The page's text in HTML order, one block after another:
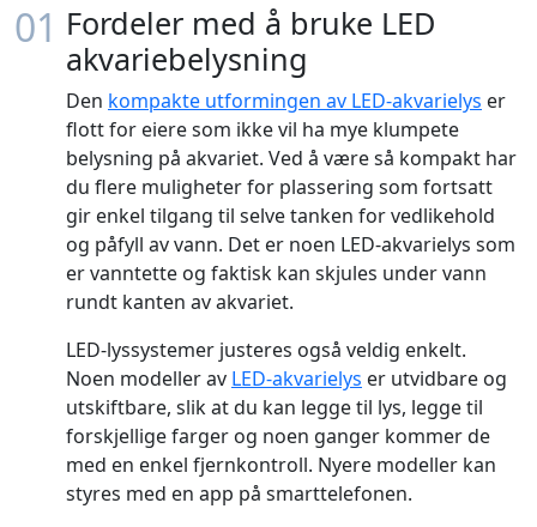
01 Fordeler med å bruke LED
akvariebelysning
Den kompakte utformingen av LED-akvarielys er
flott for eiere som ikke vil ha mye klumpete
belysning på akvariet. Ved å være så kompakt har
du flere muligheter for plassering som fortsatt
gir enkel tilgang til selve tanken for vedlikehold
og påfyll av vann. Det er noen LED-akvarielys som
er vanntette og faktisk kan skjules under vann
rundt kanten av akvariet.
LED-lyssystemer justeres også veldig enkelt.
Noen modeller av LED-akvarielys er utvidbare og
utskiftbare, slik at du kan legge til lys, legge til
forskjellige farger og noen ganger kommer de
med en enkel fjernkontroll. Nyere modeller kan
styres med en app på smarttelefonen.